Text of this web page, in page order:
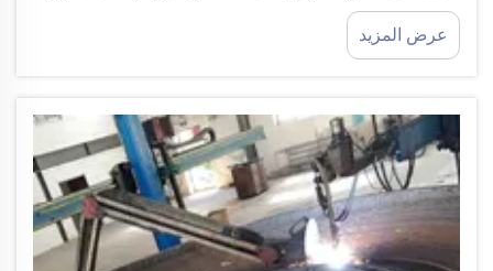
في تحديد أداء السبائك المستخدمة في أسلاك التلبيس
حيث أنها تتحكم في الخصائص الميكانيكية بما في ذلك
الصلابة ومقاومة التآكل والصلابة...
عرض المزيد